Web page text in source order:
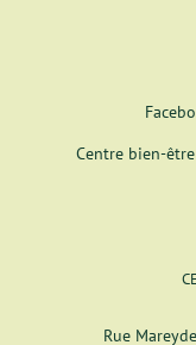
Centre bien-
Rue